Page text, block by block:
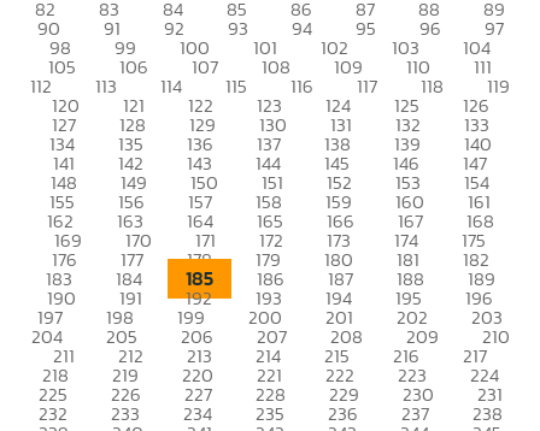
82 83 84 85 86 87 88 89
90 91 92 93 94 95 96 97
98 99 100 101 102 103 104
105 106 107 108 109 110 111
112 113 114 115 116 117 118 119
120 121 122 123 124 125 126
127 128 129 130 131 132 133
134 135 136 137 138 139 140
141 142 143 144 145 146 147
148 149 150 151 152 153 154
155 156 157 158 159 160 161
162 163 164 165 166 167 168
169 170 171 172 173 174 175
176 177 178 179 180 181 182
183 184 185 186 187 188 189
190 191 192 193 194 195 196
197 198 199 200 201 202 203
204 205 206 207 208 209 210
211 212 213 214 215 216 217
218 219 220 221 222 223 224
225 226 227 228 229 230 231
232 233 234 235 236 237 238